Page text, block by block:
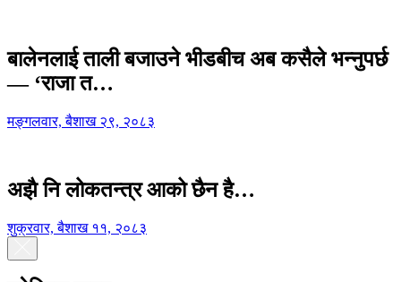
बालेनलाई ताली बजाउने भीडबीच अब कसैले भन्नुपर्छ
— ‘राजा त…
मङ्गलवार, बैशाख २९, २०८३
अझै नि लोकतन्त्र आको छैन है…
शुक्रवार, बैशाख ११, २०८३